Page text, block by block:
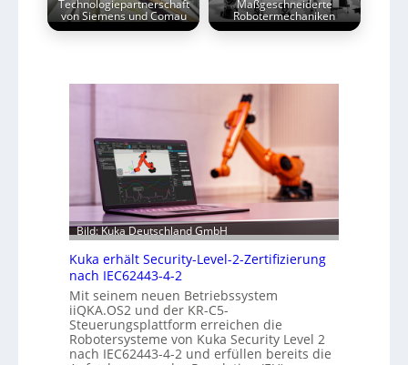
Technologiepartnerschaft
von Siemens und Comau
Maßgeschneiderte
Robotermechaniken
Bild: Kuka Deutschland GmbH
Kuka erhält Security-Level-2-Zertifizierung
nach IEC62443-4-2
Mit seinem neuen Betriebssystem
iiQKA.OS2 und der KR-C5-
Steuerungsplattform erreichen die
Robotersysteme von Kuka Security Level 2
nach IEC62443-4-2 und erfüllen bereits die